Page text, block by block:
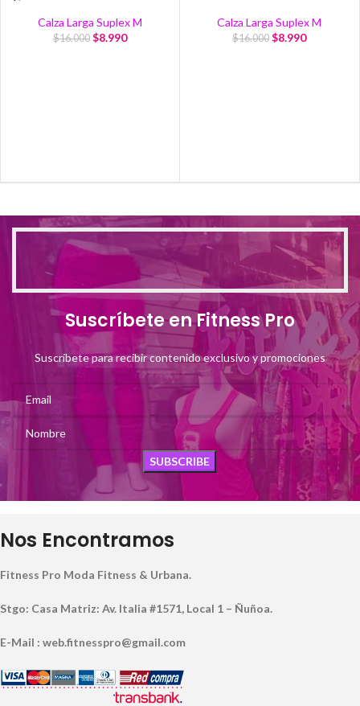
Calza Larga Suplex M
$16.000 $8.990
Calza Larga Suplex M
$16.000 $8.990
Suscríbete en Fitness Pro
Suscríbete para recibir contenido exclusivo y promociones
Nos Encontramos
Fitness Pro Moda Fitness & Urbana.
Stgo: Casa Matriz: Av. Italia #1571, Local 1 – Ñuñoa.
E-Mail : web.fitnesspro@gmail.com